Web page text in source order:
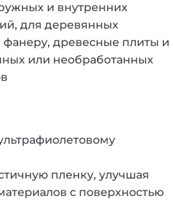
и внутренних
для деревянных
фанеру, древесные плиты и
или необработанных
пленку, улучшая
с поверхностью